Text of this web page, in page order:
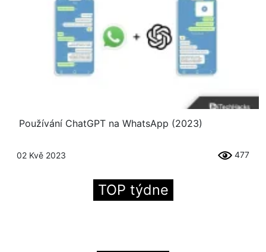
Používání ChatGPT na WhatsApp (2023)
02 Kvě 2023 477
TOP týdne